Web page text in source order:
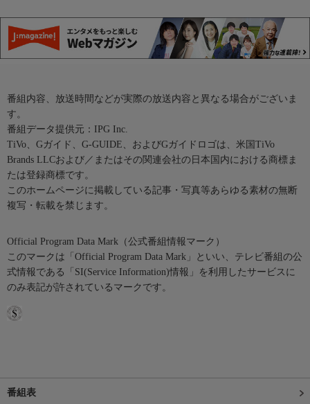
番組内容、放送時間などが実際の放送内容と異なる場合がございま
す。
番組データ提供元：IPG Inc.
TiVo、Gガイド、G-GUIDE、およびGガイドロゴは、米国TiVo
Brands LLCおよび／またはその関連会社の日本国内における商標ま
たは登録商標です。
このホームページに掲載している記事・写真等あらゆる素材の無断
複写・転載を禁じます。
Official Program Data Mark（公式番組情報マーク）
このマークは「Official Program Data Mark」といい、テレビ番組の公
式情報である「SI(Service Information)情報」を利用したサービスに
のみ表記が許されているマークです。
番組表